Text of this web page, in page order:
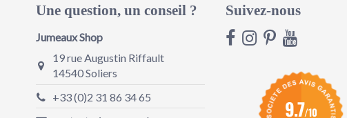
Une question, un conseil ?
Jumeaux Shop
19 rue Augustin Riffault
14540 Soliers
+33 (0)2 31 86 34 65
Suivez-nous
9.7/10